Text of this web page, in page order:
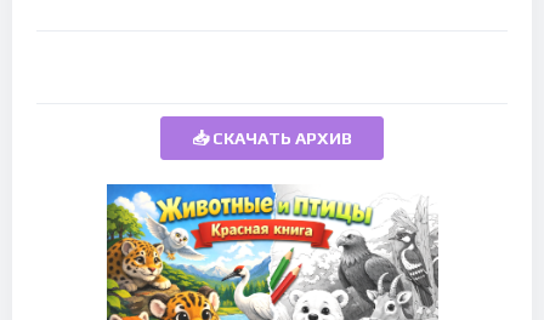
📥 СКАЧАТЬ АРХИВ